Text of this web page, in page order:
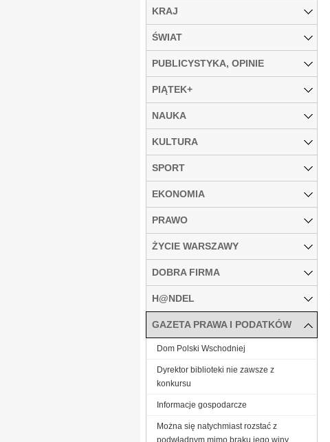
KRAJ
ŚWIAT
PUBLICYSTYKA, OPINIE
PIĄTEK+
NAUKA
KULTURA
SPORT
EKONOMIA
PRAWO
ŻYCIE WARSZAWY
DOBRA FIRMA
H@NDEL
GAZETA PRAWA I PODATKÓW
Dom Polski Wschodniej
Dyrektor biblioteki nie zawsze z
konkursu
Informacje gospodarcze
Można się natychmiast rozstać z
podwładnym mimo braku jego winy